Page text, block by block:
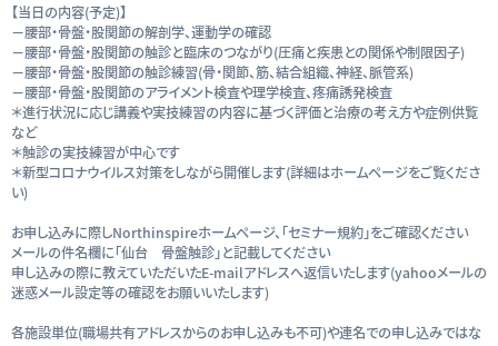
【当日の内容(予定)】
－腰部・骨盤・股関節の解剖学、運動学の確認
－腰部・骨盤・股関節の触診と臨床のつながり(圧痛と疾患との関係や制限因子)
－腰部・骨盤・股関節の触診練習(骨・関節、筋、結合組織、神経、脈管系)
－腰部・骨盤・股関節のアライメント検査や理学検査、疼痛誘発検査
＊進行状況に応じ講義や実技練習の内容に基づく評価と治療の考え方や症例供覧
など
＊触診の実技練習が中心です
＊新型コロナウイルス対策をしながら開催します(詳細はホームページをご覧くださ
い)
お申し込みに際しNorthinspireホームページ、「セミナー規約」をご確認ください
メールの件名欄に「仙台 骨盤触診」と記載してください
申し込みの際に教えていただいたE-mailアドレスへ返信いたします(yahooメールの
迷惑メール設定等の確認をお願いいたします)
各施設単位(職場共有アドレスからのお申し込みも不可)や連名での申し込みではな